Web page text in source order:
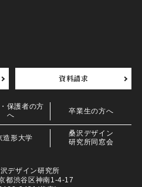
資料請求
保護者の方
へ
卒業生の方へ
造形大学
桑沢デザイン
研究所同窓会
デザイン研究所
都渋谷区神南1-4-17